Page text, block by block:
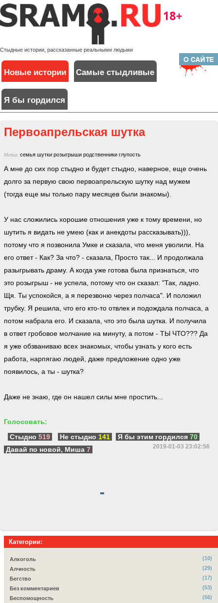
Стыдные истории, рассказанные реальными людьми
Новые истории Самые стыдливые
Я бы гордился
Первоапрельская шутка
Метки: семья шутки розыгрыши родственники глупость
А мне до сих пор стыдно и будет стыдно, наверное, еще очень
долго за первую свою первоапрельскую шутку над мужем
(тогда еще мы только пару месяцев были знакомы).
У нас сложились хорошие отношения уже к тому времени, но
шутить я видать не умею (как и анекдоты рассказывать))),
потому что я позвонила Умке и сказала, что меня уволили. На
его ответ - Как? За что? - сказала, Просто так... И продолжала
разыгрывать драму. А когда уже готова была признаться, что
это розыгрыш - не успела, потому что он сказал: "Так, ладно.
Щя. Ты успокойся, а я перезвоню через полчаса". И положил
трубку. Я решила, что его кто-то отвлек и подождала полчаса, а
потом набрала его. И сказала, что это была шутка. И получила
в ответ гробовое молчание на минуту, а потом - ТЫ ЧТО??? Да
я уже обзваниваю всех знакомых, чтобы узнать у кого есть
работа, нарпягаю людей, даже предложение одно уже
появилось, а ты - шутка?
Даже не знаю, где он нашел силы мне простить...
Голосовать:
Стыдно 519 Не стыдно 141 Я бы этим гордился 70
Давай по новой, Миша 7 2019-01-03 23:02:56
Категории:
Алкоголь
(10)
Алчность
(29)
Бегство
(17)
Без комментариев
(53)
Беспомощность
(56)